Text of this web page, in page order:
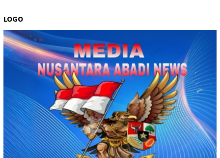
LOGO